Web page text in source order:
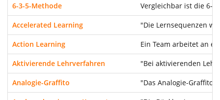
6-3-5-Methode Vergleichbar ist die 6-
Accelerated Learning "Die Lernsequenzen
Action Learning Ein Team arbeitet an
Aktivierende Lehrverfahren "Bei aktivierenden
Analogie-Graffito "Das Analogie-Graffito